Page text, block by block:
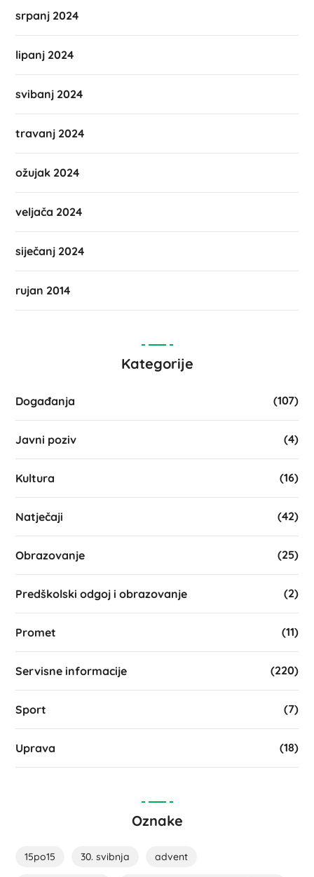
srpanj 2024
lipanj 2024
svibanj 2024
travanj 2024
ožujak 2024
veljača 2024
siječanj 2024
rujan 2014
Kategorije
Događanja (107)
Javni poziv (4)
Kultura (16)
Natječaji (42)
Obrazovanje (25)
Predškolski odgoj i obrazovanje (2)
Promet (11)
Servisne informacije (220)
Sport (7)
Uprava (18)
Oznake
15po15 30. svibnja advent